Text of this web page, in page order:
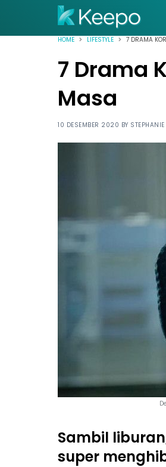
HOME LIFESTYLE 7 DRAMA
7 Drama
Masa
10 DESEMBER 2020 BY
Sambil
super